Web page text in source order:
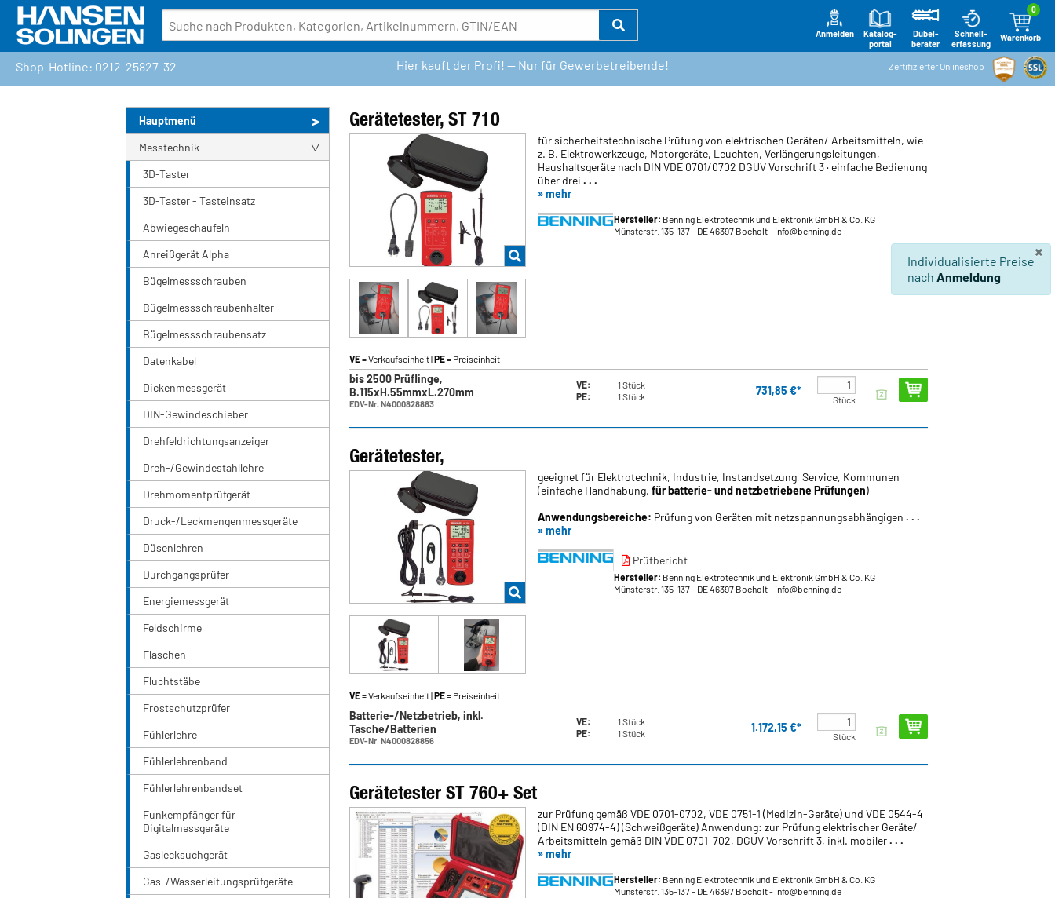
Warenkorb
0
Schnell-
erfassung
Dübel-
berater
Katalog-
portal
Anmelden
Zertifizierter Onlineshop
Shop-Hotline: 0212-25827-32 Hier kauft der Profi! — Nur für Gewerbetreibende!
Hauptmenü
Messtechnik
3D-Taster
3D-Taster - Tasteinsatz
Abwiegeschaufeln
Anreißgerät Alpha
Bügelmessschrauben
Bügelmessschraubenhalter
Bügelmessschraubensatz
Datenkabel
Dickenmessgerät
DIN-Gewindeschieber
Drehfeldrichtungsanzeiger
Dreh-/Gewindestahllehre
Drehmomentprüfgerät
Druck-/Leckmengenmessgeräte
Düsenlehren
Durchgangsprüfer
Energiemessgerät
Feldschirme
Flaschen
Fluchtstäbe
Frostschutzprüfer
Fühlerlehre
Fühlerlehrenband
Fühlerlehrenbandset
Funkempfänger für
Digitalmessgeräte
Gaslecksuchgerät
Gas-/Wasserleitungsprüfgeräte
Gerätetester, ST 710
für sicherheitstechnische Prüfung von elektrischen Geräten/ Arbeitsmitteln, wie
z. B. Elektrowerkzeuge, Motorgeräte, Leuchten, Verlängerungsleitungen,
Haushaltsgeräte nach DIN VDE 0701/0702 DGUV Vorschrift 3 · einfache Bedienung
über drei . . .
» mehr
Hersteller: Benning Elektrotechnik und Elektronik GmbH & Co. KG
Münsterstr. 135-137- DE 46397 Bocholt- info@benning.de
VE= Verkaufseinheit |PE= Preiseinheit
bis 2500 Prüflinge,
B.115xH.55mmxL.270mm
EDV-Nr. N4000828883
VE:
1 Stück
PE:
1 Stück 731,85 €*
Stück
Gerätetester,
geeignet für Elektrotechnik, Industrie, Instandsetzung, Service, Kommunen
(einfache Handhabung, für batterie- und netzbetriebene Prüfungen)
Anwendungsbereiche: Prüfung von Geräten mit netzspannungsabhängigen . . .
» mehr
Prüfbericht
Hersteller: Benning Elektrotechnik und Elektronik GmbH & Co. KG
Münsterstr. 135-137- DE 46397 Bocholt- info@benning.de
VE= Verkaufseinheit |PE= Preiseinheit
Batterie-/Netzbetrieb, inkl.
Tasche/Batterien
EDV-Nr. N4000828856
VE:
1 Stück
PE:
1 Stück 1.172,15 €*
Stück
Gerätetester ST 760+ Set
zur Prüfung gemäß VDE 0701-0702, VDE 0751-1 (Medizin-Geräte) und VDE 0544-4
(DIN EN 60974-4) (Schweißgeräte) Anwendung: zur Prüfung elektrischer Geräte/
Arbeitsmitteln gemäß DIN VDE 0701-702, DGUV Vorschrift 3, inkl. mobiler. . .
» mehr
Hersteller: Benning Elektrotechnik und Elektronik GmbH & Co. KG
Münsterstr. 135-137- DE 46397 Bocholt- info@benning.de
×
Individualisierte Preise
nach Anmeldung